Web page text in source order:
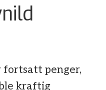
penger,
kraftig